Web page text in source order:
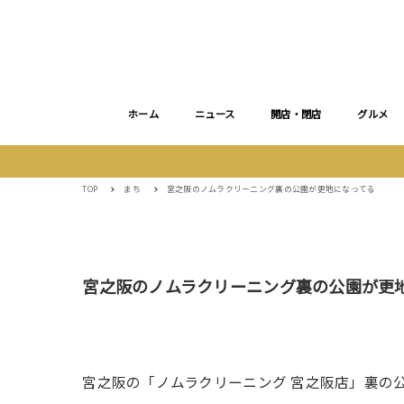
ホーム ニュース 開店・閉店 グルメ
TOP まち 宮之阪のノムラクリーニング裏の公園が更地になってる
宮之阪のノムラクリーニング裏の公園が更
宮之阪の「ノムラクリーニング 宮之阪店」裏の